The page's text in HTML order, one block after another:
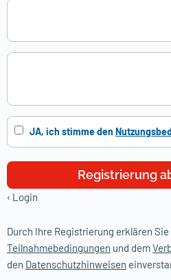
JA, ich stimme den
Registrierung
Durch Ihre Registrierung erklären
Teilnahmebedingungen und dem
den Datenschutzhinweisen
‹ Login